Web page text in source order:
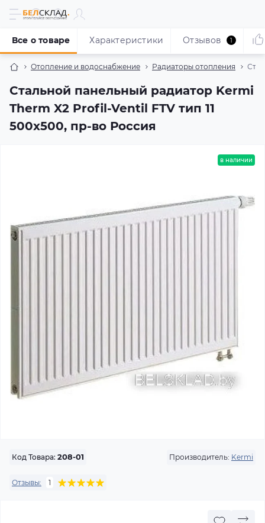
Отопление и водоснабжение Радиаторы отопления
Стальной панельный радиатор Kermi
Therm X2 Profil-Ventil FTV тип 11
500x500, пр-во Россия
Все о товаре Характеристики Отзывов 1
в наличии
Код Товара: 208-01 Производитель: Kermi
Отзывы: 1